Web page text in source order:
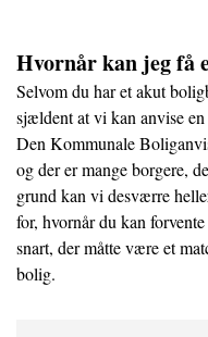
Hvornår kan jeg få
Selvom du har et akut
sjældent at vi kan anvise
Den Kommunale
og der er mange borgere,
grund kan vi desværre
for, hvornår du kan
snart, der måtte være et
bolig.